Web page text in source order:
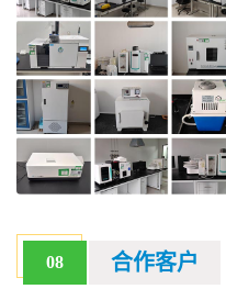
08 合作客户